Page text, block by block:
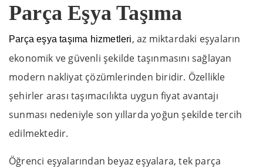
Parça Eşya Taşıma
Parça eşya taşıma hizmetleri, az miktardaki eşyaların
ekonomik ve güvenli şekilde taşınmasını sağlayan
modern nakliyat çözümlerinden biridir. Özellikle
şehirler arası taşımacılıkta uygun fiyat avantajı
sunması nedeniyle son yıllarda yoğun şekilde tercih
edilmektedir.
Öğrenci eşyalarından beyaz eşyalara, tek parça